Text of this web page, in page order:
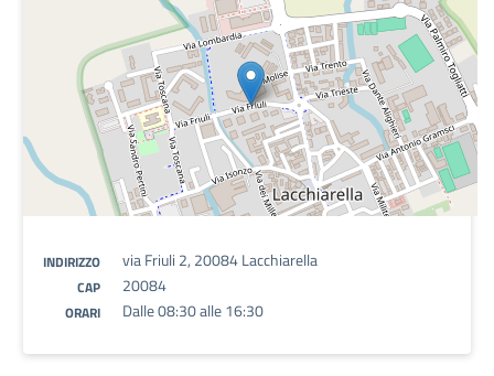
INDIRIZZO via Friuli 2, 20084 Lacchiarella
CAP 20084
ORARI Dalle 08:30 alle 16:30